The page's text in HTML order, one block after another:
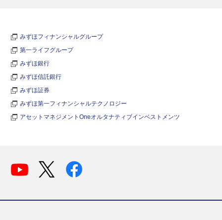
みずほフィナンシャルグループ
第一ライフグループ
みずほ銀行
みずほ信託銀行
みずほ証券
みずほ第一フィナンシャルテクノロジー
アセットマネジメントOneオルタナティブインベストメンツ